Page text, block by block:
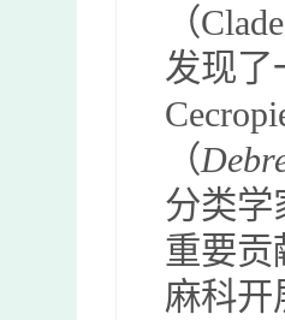
（
发现了
（
分类学
重要贡
麻科开